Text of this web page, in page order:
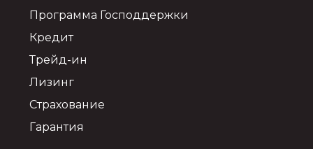
Программа Господдержки
Кредит
Трейд-ин
Лизинг
Страхование
Гарантия